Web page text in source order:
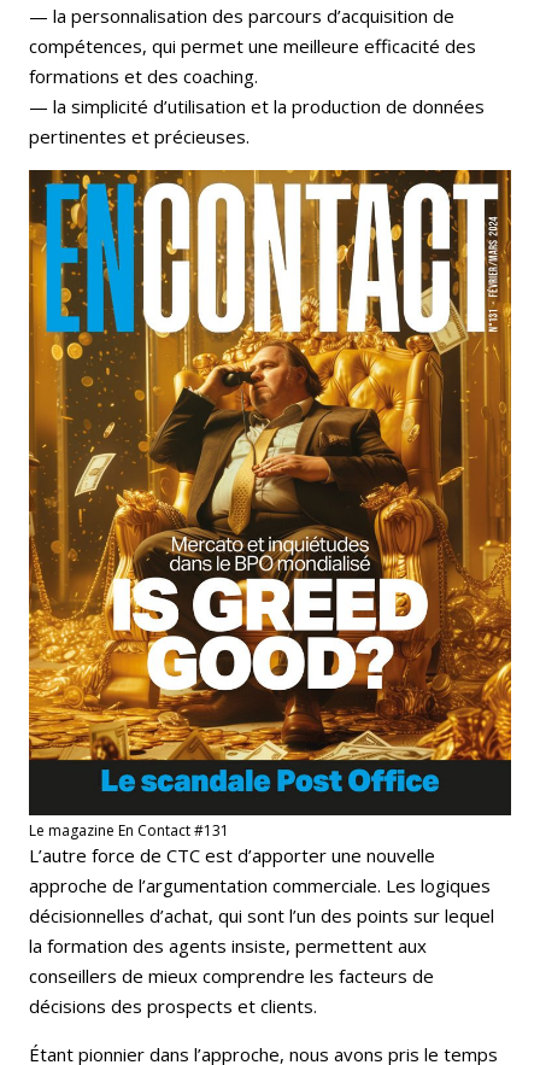
— la personnalisation des parcours d’acquisition de
compétences, qui permet une meilleure efficacité des
formations et des coaching.
— la simplicité d’utilisation et la production de données
pertinentes et précieuses.
Le magazine En Contact #131
L’autre force de CTC est d’apporter une nouvelle
approche de l’argumentation commerciale. Les logiques
décisionnelles d’achat, qui sont l’un des points sur lequel
la formation des agents insiste, permettent aux
conseillers de mieux comprendre les facteurs de
décisions des prospects et clients.
Étant pionnier dans l’approche, nous avons pris le temps